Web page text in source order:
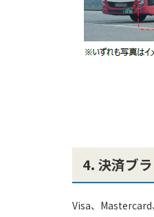
4. 決済ブ
Visa、